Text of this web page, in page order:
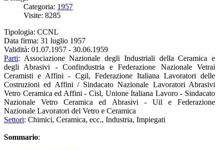
Categoria: 1957
Visite: 8285
Tipologia: CCNL
Data firma: 31 luglio 1957
Validità: 01.07.1957 - 30.06.1959
Parti: Associazione Nazionale degli Industriali della Ceramica e
degli Abrasivi - Confindustria e Federazione Nazionale Vetrai
Ceramisti e Affini - Cgil, Federazione Italiana Lavoratori delle
Costruzioni ed Affini / Sindacato Nazionale Lavoratori Abrasivi
Vetro Ceramica ed Affini - Cisl, Unione Italiana Lavoro - Sindacato
Nazionale Vetro Ceramica ed Abrasivi - Uil e Federazione
Nazionale Lavoratori del Vetro e Ceramica
Settori: Chimici, Ceramica, ecc., Industria, Impiegati
Sommario: